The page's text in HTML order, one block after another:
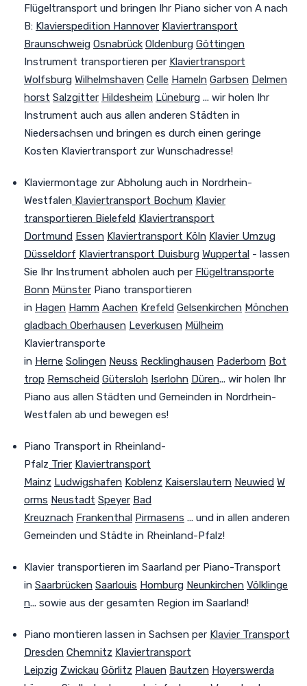
Flügeltransport und bringen Ihr Piano sicher von A nach
B: Klavierspedition Hannover Klaviertransport
Braunschweig Osnabrück Oldenburg Göttingen
Instrument transportieren per Klaviertransport
Wolfsburg Wilhelmshaven Celle Hameln Garbsen Delmen
horst Salzgitter Hildesheim Lüneburg ... wir holen Ihr
Instrument auch aus allen anderen Städten in
Niedersachsen und bringen es durch einen geringe
Kosten Klaviertransport zur Wunschadresse!
Klaviermontage zur Abholung auch in Nordrhein-
Westfalen Klaviertransport Bochum Klavier
transportieren Bielefeld Klaviertransport
Dortmund Essen Klaviertransport Köln Klavier Umzug
Düsseldorf Klaviertransport Duisburg Wuppertal - lassen
Sie Ihr Instrument abholen auch per Flügeltransporte
Bonn Münster Piano transportieren
in Hagen Hamm Aachen Krefeld Gelsenkirchen Mönchen
gladbach Oberhausen Leverkusen Mülheim
Klaviertransporte
in Herne Solingen Neuss Recklinghausen Paderborn Bot
trop Remscheid Gütersloh Iserlohn Düren... wir holen Ihr
Piano aus allen Städten und Gemeinden in Nordrhein-
Westfalen ab und bewegen es!
Piano Transport in Rheinland-
Pfalz Trier Klaviertransport
Mainz Ludwigshafen Koblenz Kaiserslautern Neuwied W
orms Neustadt Speyer Bad
Kreuznach Frankenthal Pirmasens ... und in allen anderen
Gemeinden und Städte in Rheinland-Pfalz!
Klavier transportieren im Saarland per Piano-Transport
in Saarbrücken Saarlouis Homburg Neunkirchen Völklinge
n... sowie aus der gesamten Region im Saarland!
Piano montieren lassen in Sachsen per Klavier Transport
Dresden Chemnitz Klaviertransport
Leipzig Zwickau Görlitz Plauen Bautzen Hoyerswerda